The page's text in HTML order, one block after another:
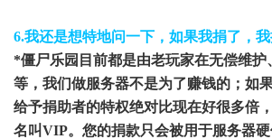
6.我还是想特地问一下，如果我捐了，
*僵尸乐园目前都是由老玩家在无偿维护
等，我们做服务器不是为了赚钱的；如
给予捐助者的特权绝对比现在好很多倍
名叫VIP。您的捐款只会被用于服务器